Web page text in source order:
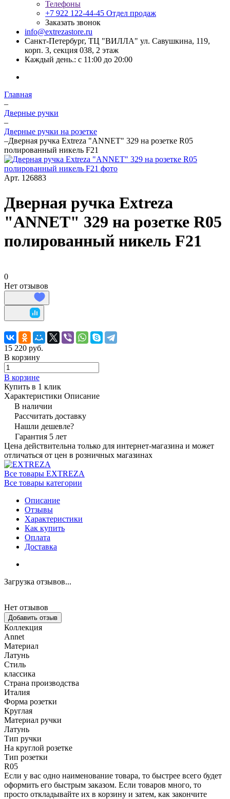
Телефоны
+7 922 122-44-45 Отдел продаж
Заказать звонок
info@extrezastore.ru
Санкт-Петербург, ТЦ "ВИЛЛА" ул. Савушкина, 119,
корп. 3, секция 038, 2 этаж
Каждый день.: с 11:00 до 20:00
Главная
–
Дверные ручки
–
Дверные ручки на розетке
–Дверная ручка Extreza "ANNET" 329 на розетке R05
полированный никель F21
Арт. 126883
Дверная ручка Extreza
"ANNET" 329 на розетке R05
полированный никель F21
0
Нет отзывов
15 220 руб.
В корзину
В корзине
Купить в 1 клик
Характеристики Описание
В наличии
Рассчитать доставку
Нашли дешевле?
Гарантия 5 лет
Цена действительна только для интернет-магазина и может
отличаться от цен в розничных магазинах
Все товары EXTREZA
Все товары категории
Описание
Отзывы
Характеристики
Как купить
Оплата
Доставка
Загрузка отзывов...
Нет отзывов
Добавить отзыв
Коллекция
Annet
Материал
Латунь
Стиль
классика
Страна производства
Италия
Форма розетки
Круглая
Материал ручки
Латунь
Тип ручки
На круглой розетке
Тип розетки
R05
Если у вас одно наименование товара, то быстрее всего будет
оформить его быстрым заказом. Если товаров много, то
просто откладывайте их в корзину и затем, как закончите